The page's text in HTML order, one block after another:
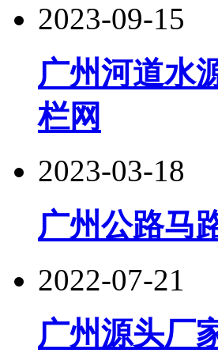
2023-09-15
广州河道水
栏网
2023-03-18
广州公路马
2022-07-21
广州源头厂